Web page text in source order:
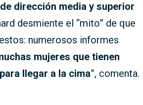
dirección media y superior
desmiente el “mito” de que
numerosos informes
mujeres que tienen
llegar a la cima”, comenta.